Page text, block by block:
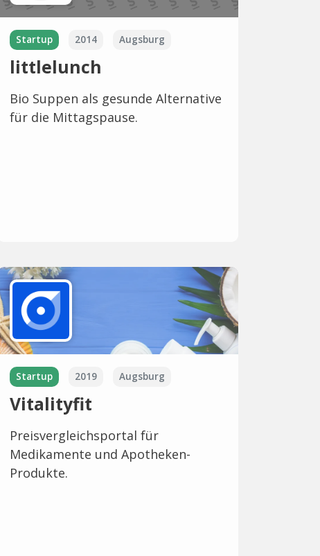
Startup 2014 Augsburg
littlelunch
Bio Suppen als gesunde Alternative
für die Mittagspause.
Startup 2019 Augsburg
Vitalityfit
Preisvergleichsportal für
Medikamente und Apotheken-
Produkte.